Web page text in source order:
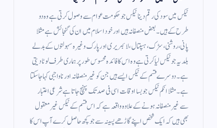
ٹیکس میں سود کی رقم دینا ٹیکس جو حکومت عوام سے وصول کرتی ہے وہ دو
طرح کے ہیں ۔ بعض منصفانہ ہیں اور خود اسلام میں ان کی گنجائش ہے مثلا
پانی ، روشنی ، سڑک ، ہسپتال ، لائبریری اور پارک وغیرہ سہولتوں کے بدلے
بلدیہ جو ٹیکس لیا کرتی ہے وہ اس کا فائدہ محسوس طور پر ہماری طرف لوٹا دیتی
ہے ۔ دوسرے قسم کے ٹیکس ایسے ہیں جن کو غیر منصفانہ اور ناواجبی کہا جاسکتا
ہے ۔ مثلا انکم ٹیکس جو بسا اوقات اسی فی صد تک پہنچ جاتا ہے شرعی اعتبار
سے غیر منصفانہ ہونے کے علاوہ واقعہ ہے کہ اس قسم کے ٹیکس غیر معقول
بھی ہیں کہ ایک شخص اپنے گاڑھے پسینہ سے جو کچھ حاصل کرے آپ اس کا